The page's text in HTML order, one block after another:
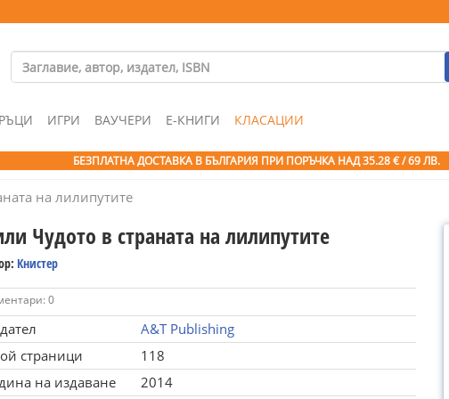
ИГРИ ВАУЧЕРИ Е-КНИГИ КЛАСАЦИИ
БЕЗПЛАТНА ДОСТАВКА В БЪЛГАРИЯ ПРИ ПОРЪЧКА НАД 35.28 € / 69 ЛВ.
на лилипутите
Чудото в страната на лилипутите
Книстер
0
A&T Publishing
страници
118
на издаване
2014